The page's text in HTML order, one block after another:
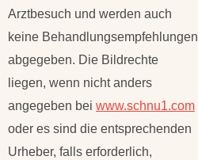
Arztbesuch und werden auch
keine Behandlungsempfehlungen
abgegeben. Die Bildrechte
liegen, wenn nicht anders
angegeben bei www.schnu1.com
oder es sind die entsprechenden
Urheber, falls erforderlich,